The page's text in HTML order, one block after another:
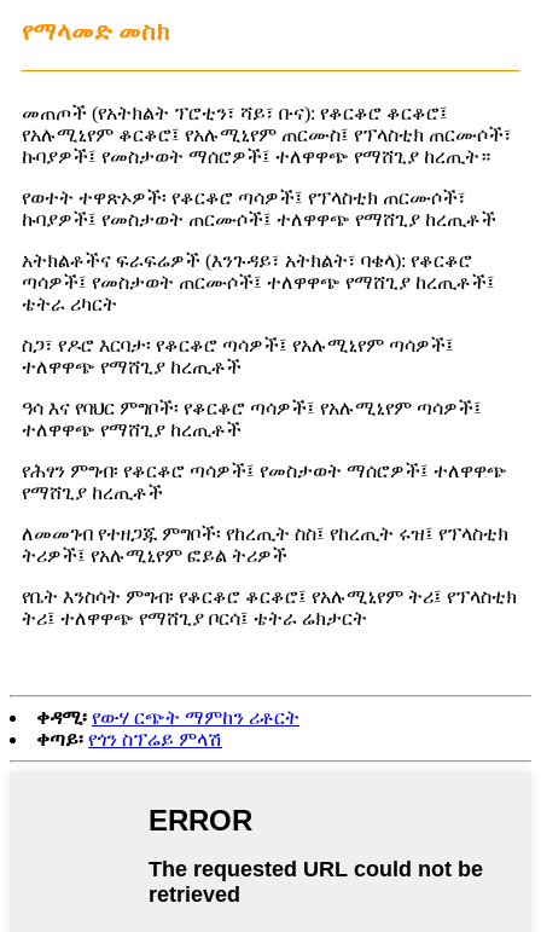
የማላመድ መስክ
መጠጦች (የአትክልት ፕሮቲን፣ ሻይ፣ ቡና): የቆርቆሮ ቆርቆሮ፤
የአሉሚኒየም ቆርቆሮ፤ የአሉሚኒየም ጠርሙስ፤ የፕላስቲክ ጠርሙሶች፣
ኩባያዎች፤ የመስታወት ማሰሮዎች፤ ተለዋዋጭ የማሸጊያ ከረጢት።
የወተት ተዋጽኦዎች፡ የቆርቆሮ ጣሳዎች፤ የፕላስቲክ ጠርሙሶች፣
ኩባያዎች፤ የመስታወት ጠርሙሶች፤ ተለዋዋጭ የማሸጊያ ከረጢቶች
አትክልቶችና ፍራፍሬዎች (እንጉዳይ፣ አትክልት፣ ባቄላ): የቆርቆሮ
ጣሳዎች፤ የመስታወት ጠርሙሶች፤ ተለዋዋጭ የማሸጊያ ከረጢቶች፤
ቴትራ ሪካርት
ስጋ፣ የዶሮ እርባታ፡ የቆርቆሮ ጣሳዎች፤ የአሉሚኒየም ጣሳዎች፤
ተለዋዋጭ የማሸጊያ ከረጢቶች
ዓሳ እና የባህር ምግቦች፡ የቆርቆሮ ጣሳዎች፤ የአሉሚኒየም ጣሳዎች፤
ተለዋዋጭ የማሸጊያ ከረጢቶች
የሕፃን ምግብ፡ የቆርቆሮ ጣሳዎች፤ የመስታወት ማሰሮዎች፤ ተለዋዋጭ
የማሸጊያ ከረጢቶች
ለመመገብ የተዘጋጁ ምግቦች፡ የከረጢት ስስ፤ የከረጢት ሩዝ፤ የፕላስቲክ
ትሪዎች፤ የአሉሚኒየም ፎይል ትሪዎች
የቤት እንስሳት ምግብ፡ የቆርቆሮ ቆርቆሮ፤ የአሉሚኒየም ትሪ፤ የፕላስቲክ
ትሪ፤ ተለዋዋጭ የማሸጊያ ቦርሳ፤ ቴትራ ሬክታርት
ቀዳሚ፡ የውሃ ርጭት ማምከን ሪቶርት
ቀጣይ፡ የጎን ስፕሬይ ምላሽ